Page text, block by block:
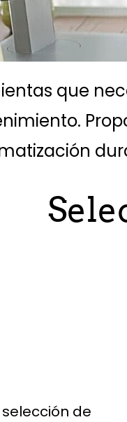
que
selección de